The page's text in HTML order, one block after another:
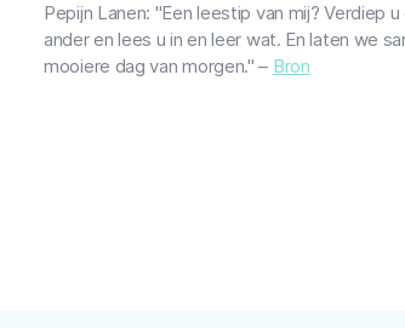
Pepijn Lanen: "Een leestip van mij? Verdiep
ander en lees u in en leer wat. En laten we
mooiere dag van morgen." – Bron